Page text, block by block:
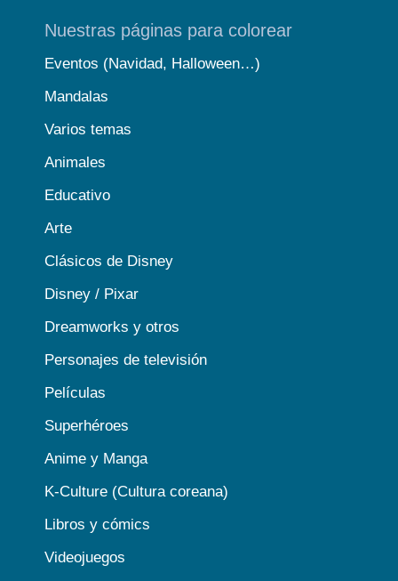
Nuestras páginas para colorear
Eventos (Navidad, Halloween…)
Mandalas
Varios temas
Animales
Educativo
Arte
Clásicos de Disney
Disney / Pixar
Dreamworks y otros
Personajes de televisión
Películas
Superhéroes
Anime y Manga
K-Culture (Cultura coreana)
Libros y cómics
Videojuegos